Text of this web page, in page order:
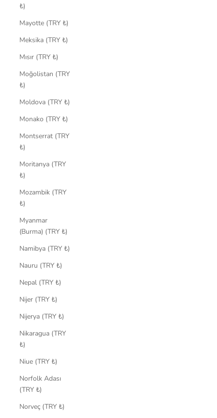
₺)
Mayotte (TRY ₺)
Meksika (TRY ₺)
Mısır (TRY ₺)
Moğolistan (TRY
₺)
Moldova (TRY ₺)
Monako (TRY ₺)
Montserrat (TRY
₺)
Moritanya (TRY
₺)
Mozambik (TRY
₺)
Myanmar
(Burma) (TRY ₺)
Namibya (TRY ₺)
Nauru (TRY ₺)
Nepal (TRY ₺)
Nijer (TRY ₺)
Nijerya (TRY ₺)
Nikaragua (TRY
₺)
Niue (TRY ₺)
Norfolk Adası
(TRY ₺)
Norveç (TRY ₺)